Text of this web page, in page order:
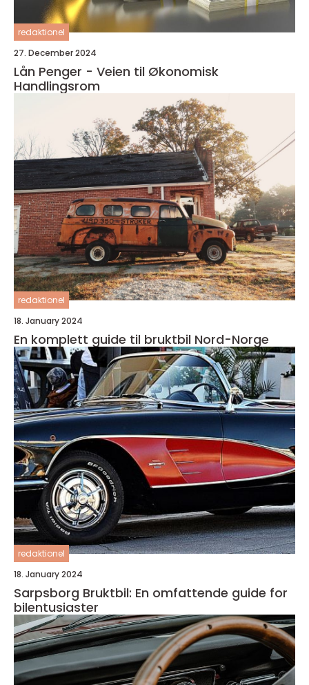
redaktionel
27. December 2024
Lån Penger - Veien til Økonomisk
Handlingsrom
redaktionel
18. January 2024
En komplett guide til bruktbil Nord-Norge
redaktionel
18. January 2024
Sarpsborg Bruktbil: En omfattende guide for
bilentusiaster